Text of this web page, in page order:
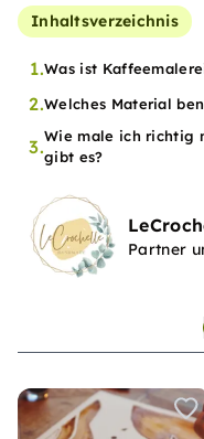
Inhaltsverzeichnis
1.Was ist
2.Welches Material
3.Wie male ich richtig
gibt es?
Partner